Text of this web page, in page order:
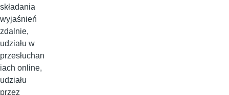
składania
wyjaśnień
zdalnie,
udziału w
przesłuchan
iach online,
udziału
przez